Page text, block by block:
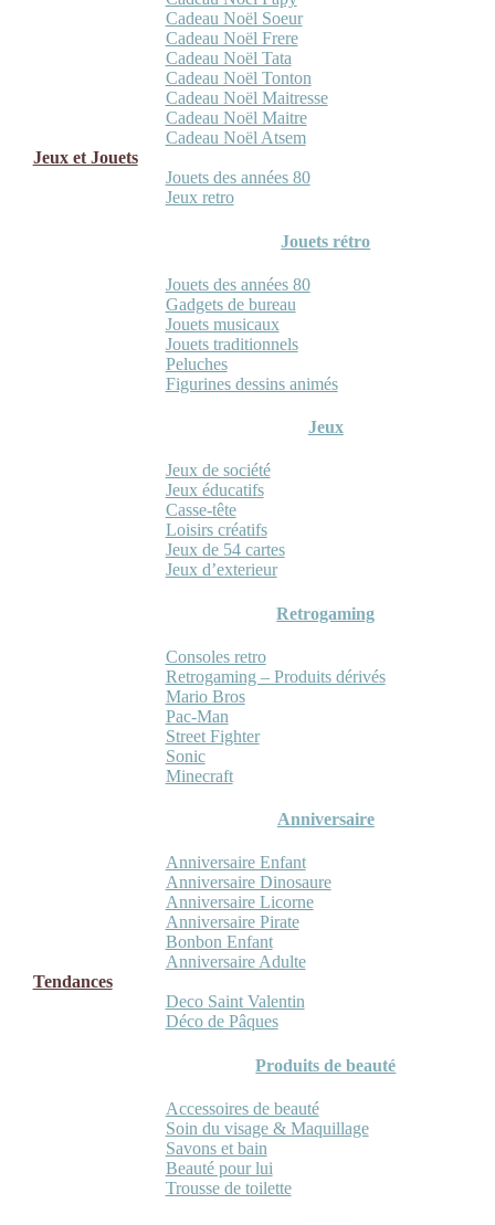
Cadeau Noël Soeur
Cadeau Noël Frere
Cadeau Noël Tata
Cadeau Noël Tonton
Cadeau Noël Maitresse
Cadeau Noël Maitre
Cadeau Noël Atsem
Jeux et Jouets
Jouets des années 80
Jeux retro
Jouets rétro
Jouets des années 80
Gadgets de bureau
Jouets musicaux
Jouets traditionnels
Peluches
Figurines dessins animés
Jeux
Jeux de société
Jeux éducatifs
Casse-tête
Loisirs créatifs
Jeux de 54 cartes
Jeux d’exterieur
Retrogaming
Consoles retro
Retrogaming – Produits dérivés
Mario Bros
Pac-Man
Street Fighter
Sonic
Minecraft
Anniversaire
Anniversaire Enfant
Anniversaire Dinosaure
Anniversaire Licorne
Anniversaire Pirate
Bonbon Enfant
Anniversaire Adulte
Tendances
Deco Saint Valentin
Déco de Pâques
Produits de beauté
Accessoires de beauté
Soin du visage & Maquillage
Savons et bain
Beauté pour lui
Trousse de toilette